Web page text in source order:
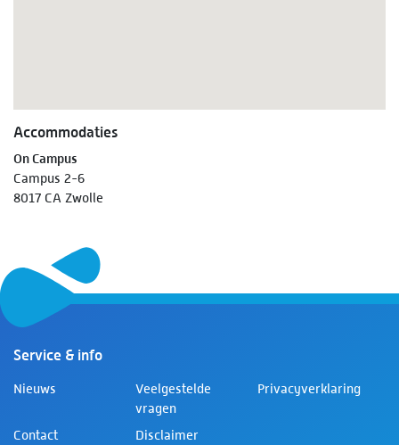
Accommodaties
On Campus
Campus 2-6
8017 CA Zwolle
Service & info
Nieuws
Veelgestelde
vragen
Privacyverklaring
Contact Disclaimer